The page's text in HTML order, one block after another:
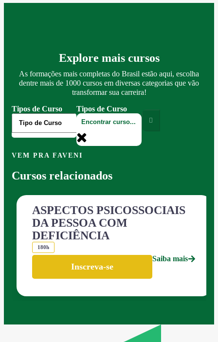
Explore mais cursos
As formações mais completas do Brasil estão aqui, escolha
dentre mais de 1000 cursos em diversas categorias que vão
transformar sua carreira!
Tipos de Curso
Tipos de Curso
VEM PRA FAVENI
Cursos relacionados
ASPECTOS PSICOSSOCIAIS
DA PESSOA COM
DEFICIÊNCIA
180h
Inscreva-se
Saiba mais